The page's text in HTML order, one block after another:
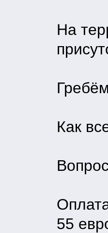
На
Как
55